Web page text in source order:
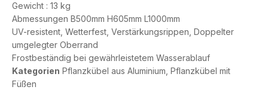
Gewicht : 13 kg
Abmessungen B500mm H605mm L1000mm
UV-resistent, Wetterfest, Verstärkungsrippen, Doppelter
umgelegter Oberrand
Frostbeständig bei gewährleistetem Wasserablauf
Kategorien Pflanzkübel aus Aluminium Pflanzkübel mit
Füßen